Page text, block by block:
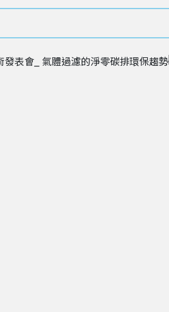
發表會_ 氣體過濾的淨零碳排環保趨勢